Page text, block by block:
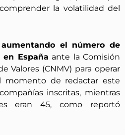
la volatilidad del
el número de
en España ante la Comisión
Valores (CNMV) para operar
momento de redactar este
inscritas, mientras
eran 45, como reportó